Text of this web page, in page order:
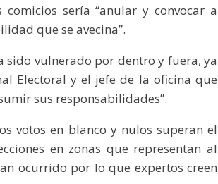
sería “anular y convocar a
que se avecina”.
sido vulnerado por dentro y fuera, ya
Electoral y el jefe de la oficina que
sus responsabilidades”.
votos en blanco y nulos superan el
en zonas que representan al
ocurrido por lo que expertos creen